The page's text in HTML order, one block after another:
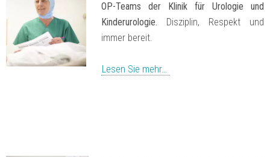
OP-Teams der Klinik für Urologie und
Kinderurologie. Disziplin, Respekt und
immer bereit.
Lesen Sie mehr…